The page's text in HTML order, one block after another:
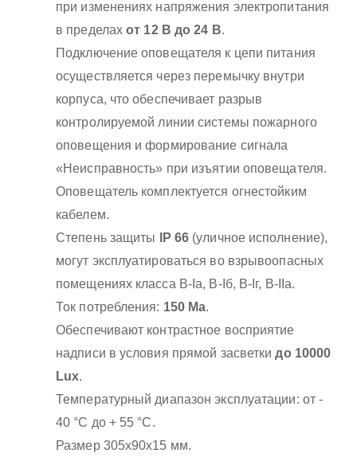
при изменениях напряжения электропитания
в пределахот 12 В до 24 В.
Подключение оповещателя к цепи питания
осуществляется через перемычку внутри
корпуса, что обеспечивает разрыв
контролируемой линии системы пожарного
оповещения и формирование сигнала
«Неисправность» при изъятии оповещателя.
Оповещатель комплектуется огнестойким
кабелем.
Степень защиты
IP 66 (уличное исполнение),
могут эксплуатироваться во взрывоопасных
помещениях класса B-Iа, B-Iб, B-Iг, В-IIа.
Ток потребления: 150 Ма.
Обеспечивают контрастное восприятие
надписи в условия прямой засветкидо 10000
Lux.
Температурный диапазон эксплуатации: от -
40 °С до + 55 °С.
Размер 305х90х15 мм.